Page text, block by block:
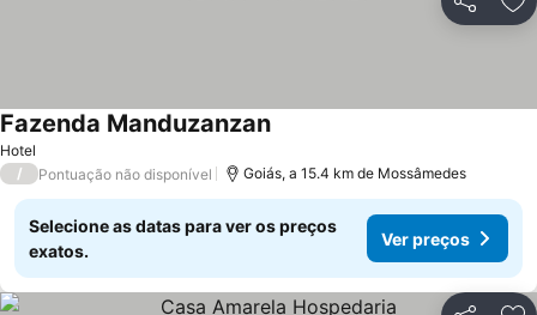
Partilhar
Hotel
Fazenda ManduzanzanVer preços
/ Pontuação não disponível Goiás, a 15.4 km de Mossâmedes
Selecione as datas para ver os preços
exatos.
Ver preços